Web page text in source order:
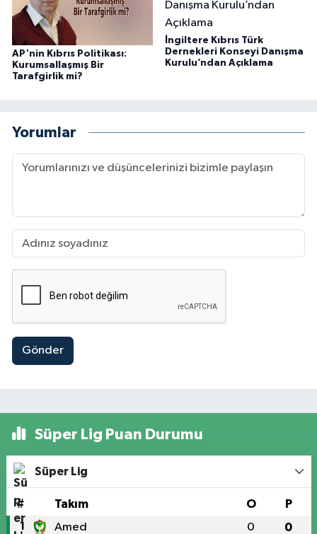
AP'nin Kıbrıs Politikası:
Kurumsallaşmış Bir
Tarafgirlik mi?
İngiltere Kıbrıs Türk
Dernekleri Konseyi Danışma
Kurulu’ndan Açıklama
Yorumlar
Gönder
Süper Lig Puan Durumu
Süper Lig
# Takım O P
1 Amed 0 0